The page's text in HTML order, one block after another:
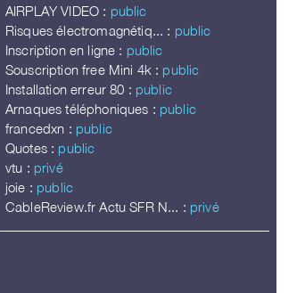
AIRPLAY VIDEO : public
Risques électromagnétiq... : public
Inscription en ligne : public
Souscription free Mini 4k : public
Installation erreur 80 : public
Arnaques téléphoniques : public
francedxn : public
Quotes : public
vtu : privé
joie : public
CableReview.fr Actu SFR N... : privé